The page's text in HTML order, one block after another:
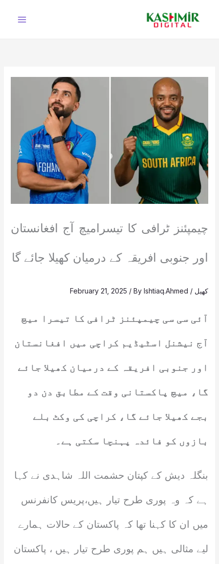
چیمپئنز ٹرافی کا تیسرامیچ آج افغانستان
اور جنوبی افریقہ کے درمیان کھیلا جائے گا
کھیل /
February 21, 2025 / ByIshtiaq.Ahmed
آئی سی سی چیمپئنز ٹرافی کا تیسرا میچ
آج نیشنل اسٹیڈیم کراچی میں افغانستان
اور جنوبی افریقہ کے درمیان کھیلا جائے
گا، میچ پاکستانی وقت کے مطابق دن دو
بجے کھیلا جائے گا، کراچی کی وکٹ بلے
بازوں کو فائدہ پہنچا سکتی ہے۔
بنگلہ دیش کے کپتان حشمت اللہ شاہدی نے کہا
ہے کہ وہ پوری طرح تیار ہیں،پریس کانفرنس
میں ان کا کہنا تھا کہ پاکستان کے حالات ہمارے
لیے مثالی ہیں ہم پوری طرح تیار ہیں ، پاکستان